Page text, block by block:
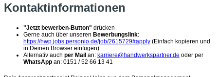
Kontaktinformationen
"Jetzt bewerben-Button" drücken
Gerne auch über unseren Bewerbungslink:
https://hwp.jobs.personio.de/job/2615729#apply (Einfach kopieren und
in Deinen Browser einfügen)
Alternativ auch per Mail an: karriere@handwerkspartner.de oder per
WhatsApp an: 0151 / 52 66 13 41